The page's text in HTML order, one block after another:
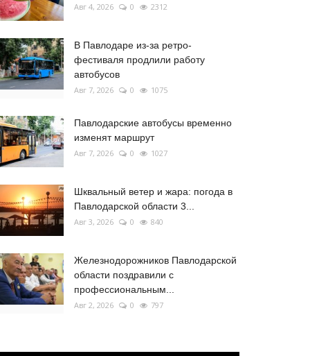
Авг 4, 2026 0 2312
В Павлодаре из-за ретро-
фестиваля продлили работу
автобусов
Авг 7, 2026 0 1075
Павлодарские автобусы временно
изменят маршрут
Авг 7, 2026 0 1027
Шквальный ветер и жара: погода в
Павлодарской области 3...
Авг 3, 2026 0 840
Железнодорожников Павлодарской
области поздравили с
профессиональным...
Авг 2, 2026 0 797